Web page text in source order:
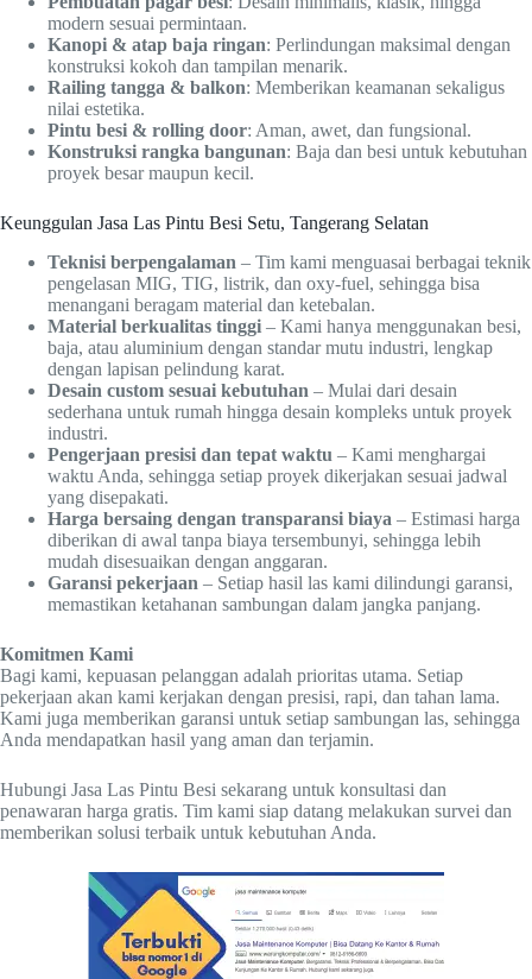
modern sesuai permintaan.
Kanopi & atap baja ringan: Perlindungan maksimal dengan
konstruksi kokoh dan tampilan menarik.
Railing tangga & balkon: Memberikan keamanan sekaligus
nilai estetika.
Pintu besi & rolling door: Aman, awet, dan fungsional.
Konstruksi rangka bangunan: Baja dan besi untuk kebutuhan
proyek besar maupun kecil.
Keunggulan Jasa Las Pintu Besi Setu, Tangerang Selatan
Teknisi berpengalaman – Tim kami menguasai berbagai teknik
pengelasan MIG, TIG, listrik, dan oxy-fuel, sehingga bisa
menangani beragam material dan ketebalan.
Material berkualitas tinggi – Kami hanya menggunakan besi,
baja, atau aluminium dengan standar mutu industri, lengkap
dengan lapisan pelindung karat.
Desain custom sesuai kebutuhan – Mulai dari desain
sederhana untuk rumah hingga desain kompleks untuk proyek
industri.
Pengerjaan presisi dan tepat waktu – Kami menghargai
waktu Anda, sehingga setiap proyek dikerjakan sesuai jadwal
yang disepakati.
Harga bersaing dengan transparansi biaya – Estimasi harga
diberikan di awal tanpa biaya tersembunyi, sehingga lebih
mudah disesuaikan dengan anggaran.
Garansi pekerjaan – Setiap hasil las kami dilindungi garansi,
memastikan ketahanan sambungan dalam jangka panjang.
Komitmen Kami
Bagi kami, kepuasan pelanggan adalah prioritas utama. Setiap
pekerjaan akan kami kerjakan dengan presisi, rapi, dan tahan lama.
Kami juga memberikan garansi untuk setiap sambungan las, sehingga
Anda mendapatkan hasil yang aman dan terjamin.
Hubungi Jasa Las Pintu Besi sekarang untuk konsultasi dan
penawaran harga gratis. Tim kami siap datang melakukan survei dan
memberikan solusi terbaik untuk kebutuhan Anda.